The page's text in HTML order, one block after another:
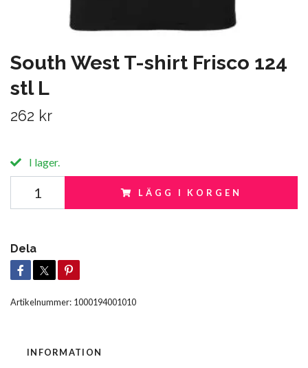
South West T-shirt Frisco 124
stl L
262 kr
I lager.
LÄGG I KORGEN
Dela
Artikelnummer: 1000194001010
INFORMATION